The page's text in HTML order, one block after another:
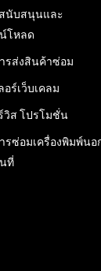
นับสนุนและ
โหลด
รส่งสินค้าซ่อม
อร์เว็บเคลม
วิส โปรโมชั่น
รซ่อมเครื่องพิมพ์นอ
ที่